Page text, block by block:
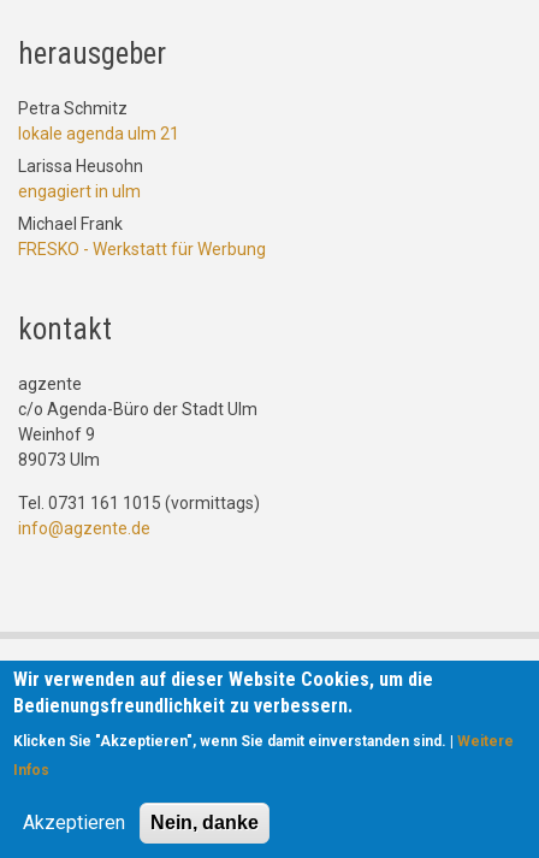
herausgeber
Petra Schmitz
lokale agenda ulm 21
Larissa Heusohn
engagiert in ulm
Michael Frank
FRESKO - Werkstatt für Werbung
kontakt
agzente
c/o Agenda-Büro der Stadt Ulm
Weinhof 9
89073 Ulm
Tel. 0731 161 1015 (vormittags)
info@agzente.de
Wir verwenden auf dieser Website Cookies, um die
Bedienungsfreundlichkeit zu verbessern.
Klicken Sie "Akzeptieren", wenn Sie damit einverstanden sind. |Weitere
Infos
Akzeptieren Nein, danke